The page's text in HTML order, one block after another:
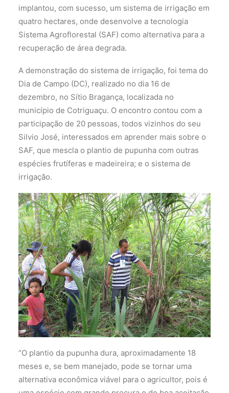
implantou, com sucesso, um sistema de irrigação em
quatro hectares, onde desenvolve a tecnologia
Sistema Agroflorestal (SAF) como alternativa para a
recuperação de área degrada.
A demonstração do sistema de irrigação, foi tema do
Dia de Campo (DC), realizado no dia 16 de
dezembro, no Sítio Bragança, localizada no
município de Cotriguaçu. O encontro contou com a
participação de 20 pessoas, todos vizinhos do seu
Silvio José, interessados em aprender mais sobre o
SAF, que mescla o plantio de pupunha com outras
espécies frutíferas e madeireira; e o sistema de
irrigação.
“O plantio da pupunha dura, aproximadamente 18
meses e, se bem manejado, pode se tornar uma
alternativa econômica viável para o agricultor, pois é